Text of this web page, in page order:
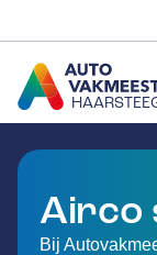
GA NAAR DE
Airco
Bij